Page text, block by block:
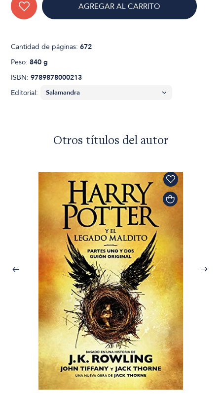
AGREGAR AL CARRITO
Cantidad de páginas:672
Peso:840 g
ISBN:9789878000213
Editorial:
Otros títulos del autor